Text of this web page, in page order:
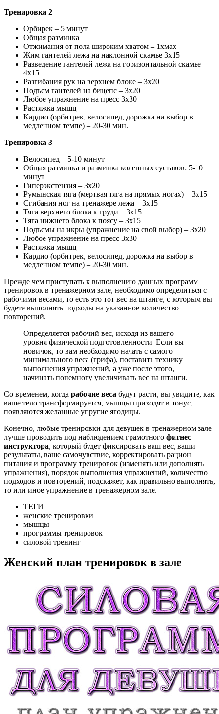
Тренировка 2
Орбирек – 5 минут
Общая разминка
Отжимания от пола широким хватом – 1хмах
Жим гантелей лежа на наклонной скамье 3х15
Разведение гантелей лежа на горизонтальной скамье –
4х15
Разгибания рук на верхнем блоке – 3х20
Подъем гантелей на бицепс – 3х20
Любое упражнение на пресс 3х30
Растяжка мышц
Кардио (орбитрек, велосипед, дорожка на выбор в
медленном темпе) – 20-30 мин.
Тренировка 3
Велосипед – 5-10 минут
Общая разминка и разминка коленных суставов: 5-10
минут
Гиперэкстензия – 3х20
Румынская тяга (мертвая тяга на прямых ногах) – 3х15
Сгибания ног на тренажере лежа – 3х15
Тяга верхнего блока к груди – 3х15
Тяга нижнего блока к поясу – 3х15
Подъемы на икры (упражнение на свой выбор) – 3х20
Любое упражнение на пресс 3х30
Растяжка мышц
Кардио (орбитрек, велосипед, дорожка на выбор в
медленном темпе) – 20-30 мин.
Прежде чем приступать к выполнению данных программ
тренировок в тренажерном зале, необходимо определиться с
рабочими весами, то есть это тот вес на штанге, с которым вы
будете выполнять подходы на указанное количество
повторений.
Определяется рабочий вес, исходя из вашего
уровня физической подготовленности. Если вы
новичок, то вам необходимо начать с самого
минимального веса (грифа), поставить технику
выполнения упражнений, а уже после этого,
начинать понемногу увеличивать вес на штанги.
Со временем, когда рабочие веса будут расти, вы увидите, как
ваше тело трансформируется, мышцы приходят в тонус,
появляются желанные упругие ягодицы.
Конечно, любые тренировки для девушек в тренажерном зале
лучше проводить под наблюдением грамотного фитнес
инструктора, который будет фиксировать ваш вес, ваши
результаты, ваше самочувствие, корректировать рацион
питания и программу тренировок (изменять или дополнять
упражнения), порядок выполнения упражнений, количество
подходов и повторений, подскажет, как правильно выполнять,
то или иное упражнение в тренажерном зале.
ТЕГИ
женские тренировки
мышцы
программы тренировок
силовой тренинг
Женский план тренировок в зале